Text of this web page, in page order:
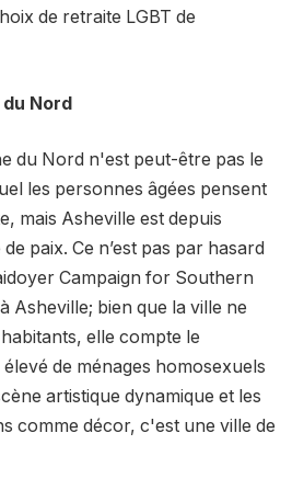
de retraite LGBT de
Nord
du Nord n'est peut-être pas le
les personnes âgées pensent
mais Asheville est depuis
paix. Ce n’est pas par hasard
Campaign for Southern
Asheville; bien que la ville ne
elle compte le
de ménages homosexuels
artistique dynamique et les
comme décor, c'est une ville de